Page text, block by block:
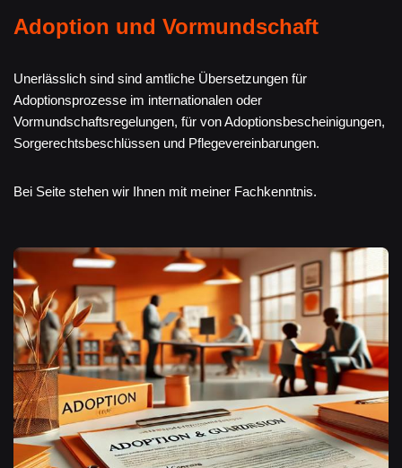
Adoption und Vormundschaft
Unerlässlich sind sind amtliche Übersetzungen für
Adoptionsprozesse im internationalen oder
Vormundschaftsregelungen, für von Adoptionsbescheinigungen,
Sorgerechtsbeschlüssen und Pflegevereinbarungen.
Bei Seite stehen wir Ihnen mit meiner Fachkenntnis.